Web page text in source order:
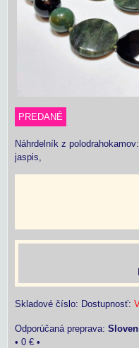
PREDANÉ
Náhrdelník z
jaspis,
Skladové číslo: Dostupnosť:
• 0 € •